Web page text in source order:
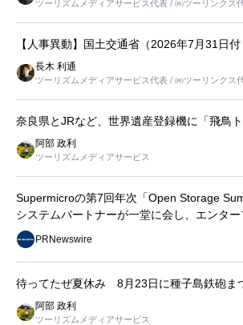
ツーリズムメディアサービス代表 / ㈱ツーリンクス
【人事異動】国土交通省（2026年7月31日
長木 利通
ツーリズムメディアサービス代表 / ㈱ツーリンクス
奈良県とJRなど、世界遺産登録機に「飛鳥ト
阿部 政利
ツーリズムメディアサービス
Supermicroの第7回年次「Open Storage
システムパートナーが一堂に会し、エンター
導入に関する実践的なガイダンスを共有
PRNewswire
待ってたぜ夏休み 8月23日に種子島鉄砲ま
阿部 政利
ツーリズムメディアサービス